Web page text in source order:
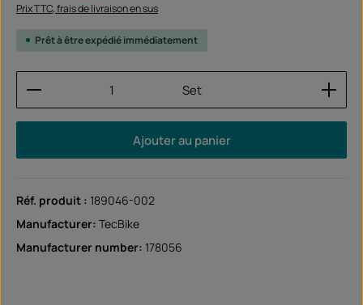
Prix TTC, frais de livraison en sus
Prêt à être expédié immédiatement
Quantité de produit : Entrez la quantité
Set
Ajouter au panier
Réf. produit : 189046-002
Manufacturer: TecBike
Manufacturer number: 178056